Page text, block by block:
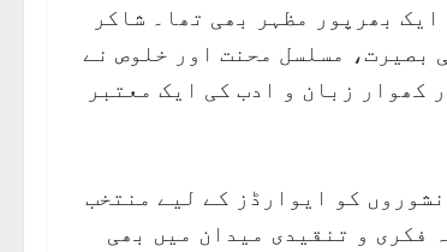
بھرپور مظہر بھی تھا۔ شاکر
بصیرت، مسلسل محنت اور خلوص نے
کھوار زبان و ادب کی ایک معتبر
کو ایوارڈز کے لیے منتخب
فکری و تنقیدی میدان میں بھی